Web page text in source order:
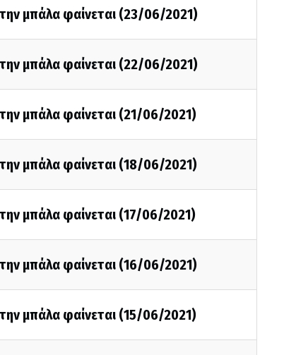
μπάλα φαίνεται (23/06/2021)
μπάλα φαίνεται (22/06/2021)
μπάλα φαίνεται (21/06/2021)
μπάλα φαίνεται (18/06/2021)
μπάλα φαίνεται (17/06/2021)
μπάλα φαίνεται (16/06/2021)
μπάλα φαίνεται (15/06/2021)